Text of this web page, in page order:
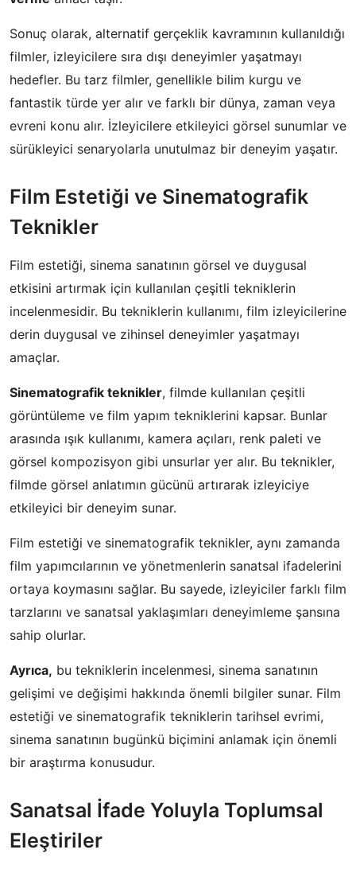
Sonuç olarak, alternatif gerçeklik kavramının kullanıldığı
filmler, izleyicilere sıra dışı deneyimler yaşatmayı
hedefler. Bu tarz filmler, genellikle bilim kurgu ve
fantastik türde yer alır ve farklı bir dünya, zaman veya
evreni konu alır. İzleyicilere etkileyici görsel sunumlar ve
sürükleyici senaryolarla unutulmaz bir deneyim yaşatır.
Film Estetiği ve Sinematografik
Teknikler
Film estetiği, sinema sanatının görsel ve duygusal
etkisini artırmak için kullanılan çeşitli tekniklerin
incelenmesidir. Bu tekniklerin kullanımı, film izleyicilerine
derin duygusal ve zihinsel deneyimler yaşatmayı
amaçlar.
Sinematografik teknikler, filmde kullanılan çeşitli
görüntüleme ve film yapım tekniklerini kapsar. Bunlar
arasında ışık kullanımı, kamera açıları, renk paleti ve
görsel kompozisyon gibi unsurlar yer alır. Bu teknikler,
filmde görsel anlatımın gücünü artırarak izleyiciye
etkileyici bir deneyim sunar.
Film estetiği ve sinematografik teknikler, aynı zamanda
film yapımcılarının ve yönetmenlerin sanatsal ifadelerini
ortaya koymasını sağlar. Bu sayede, izleyiciler farklı film
tarzlarını ve sanatsal yaklaşımları deneyimleme şansına
sahip olurlar.
Ayrıca, bu tekniklerin incelenmesi, sinema sanatının
gelişimi ve değişimi hakkında önemli bilgiler sunar. Film
estetiği ve sinematografik tekniklerin tarihsel evrimi,
sinema sanatının bugünkü biçimini anlamak için önemli
bir araştırma konusudur.
Sanatsal İfade Yoluyla Toplumsal
Eleştiriler